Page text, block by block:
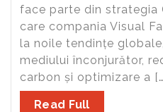
face parte din strategia
care compania Visual
la noile tendințe
mediului înconjurător,
carbon și optimizare a
Read Full